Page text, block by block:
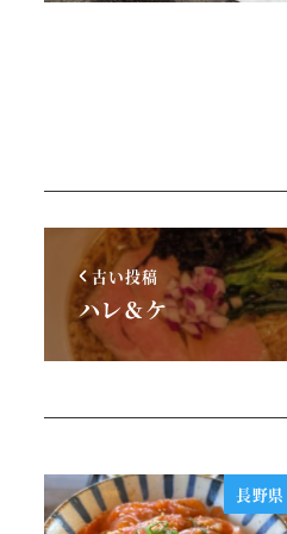
古い投稿
ハレ＆ケ
長野県